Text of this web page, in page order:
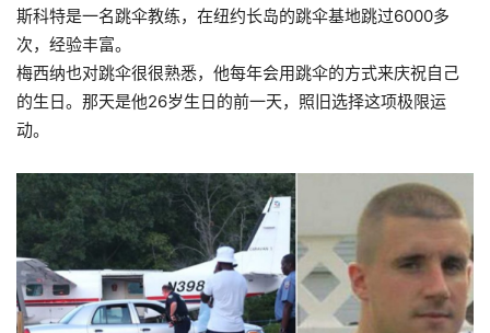
斯科特是一名跳伞教练，在纽约长岛的跳伞基地跳过6000多
次，经验丰富。
梅西纳也对跳伞很很熟悉，他每年会用跳伞的方式来庆祝自己
的生日。那天是他26岁生日的前一天，照旧选择这项极限运
动。